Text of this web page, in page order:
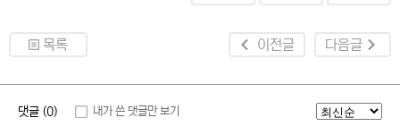
목록 이전글 다음글
댓글 (0) 내가 쓴 댓글만 보기